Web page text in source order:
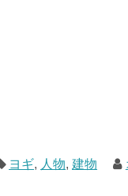
ヨギ, 人物,建物